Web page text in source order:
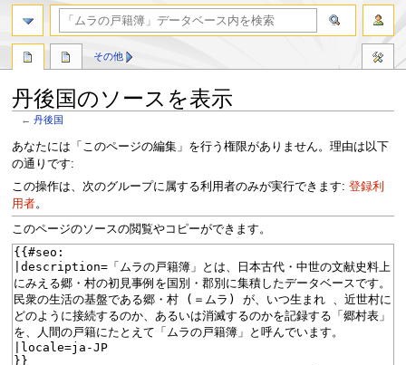
丹後国のソースを表示
←丹後国
ナ
ビ
ゲ
ー
シ
ョ
ン
に
移
動
検
索
に
移
動
あなたには「このページの編集」を行う権限がありません。理由は以下
の通りです:
この操作は、次のグループに属する利用者のみが実行できます: 登録利
用者。
このページのソースの閲覧やコピーができます。
その他
検索